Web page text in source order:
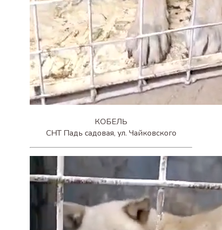
КОБЕЛЬ
СНТ Падь садовая, ул. Чайковского